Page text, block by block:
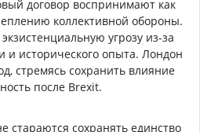
договор воспринимают как
коллективной обороны.
угрозу из-за
и исторического опыта. Лондон
стремясь сохранить влияние
после Brexit.
стараются сохранять единство